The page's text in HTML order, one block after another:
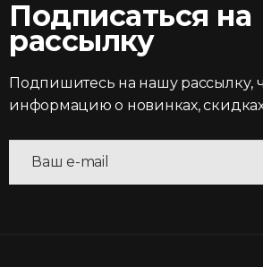
Подписаться на
рассылку
Подпишитесь на нашу рассылку,
информацию о новинках,